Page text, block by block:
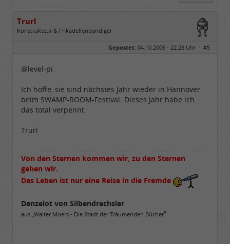
Trurl
Konstrukteur & Frikadellenbändiger
Gepostet: 04.10.2006 - 22:28 Uhr · #5
@level-pi
Ich hoffe, sie sind nächstes Jahr wieder in Hannover
beim SWAMP-ROOM-Festival. Dieses Jahr habe ich
das total verpennt.
Trurl
Von den Sternen kommen wir, zu den Sternen
gehen wir.
Das Leben ist nur eine Reise in die Fremde
Danzelot von Silbendrechsler
aus „Walter Moers - Die Stadt der Träumenden Bücher“